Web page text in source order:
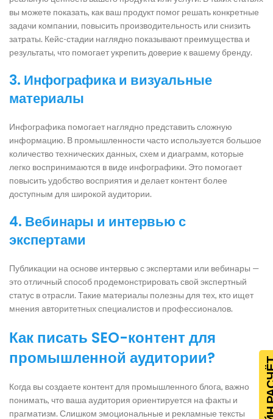
вы можете показать, как ваш продукт помог решать конкретные
задачи компании, повысить производительность или снизить
затраты. Кейс-стадии наглядно показывают преимущества и
результаты, что помогает укрепить доверие к вашему бренду.
3. Инфографика и визуальные
материалы
Инфографика помогает наглядно представить сложную
информацию. В промышленности часто используется большое
количество технических данных, схем и диаграмм, которые
легко воспринимаются в виде инфографики. Это помогает
повысить удобство восприятия и делает контент более
доступным для широкой аудитории.
4. Вебинары и интервью с
экспертами
Публикации на основе интервью с экспертами или вебинары —
это отличный способ продемонстрировать свой экспертный
статус в отрасли. Такие материалы полезны для тех, кто ищет
мнения авторитетных специалистов и профессионалов.
Как писать SEO-контент для
промышленной аудитории?
Когда вы создаете контент для промышленного блога, важно
понимать, что ваша аудитория ориентируется на факты и
прагматизм. Слишком эмоциональные и рекламные тексты